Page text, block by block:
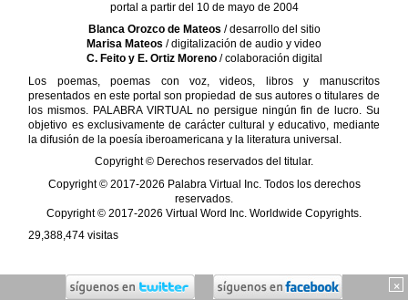
×
portal a partir del 10 de mayo de 2004
Blanca Orozco de Mateos / desarrollo del sitio
Marisa Mateos / digitalización de audio y video
C. Feito y E. Ortiz Moreno/ colaboración digital
Los poemas, poemas con voz, videos, libros y manuscritos
presentados en este portal son propiedad de sus autores o titulares de
los mismos. PALABRA VIRTUAL no persigue ningún fin de lucro. Su
objetivo es exclusivamente de carácter cultural y educativo, mediante
la difusión de la poesía iberoamericana y la literatura universal.
Copyright © Derechos reservados del titular.
Copyright © 2017-2026 Palabra Virtual Inc. Todos los derechos
reservados.
Copyright © 2017-2026 Virtual Word Inc. Worldwide Copyrights.
29,388,474 visitas